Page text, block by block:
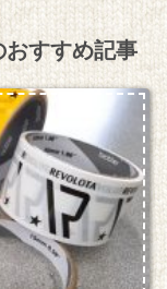
おすすめ記事